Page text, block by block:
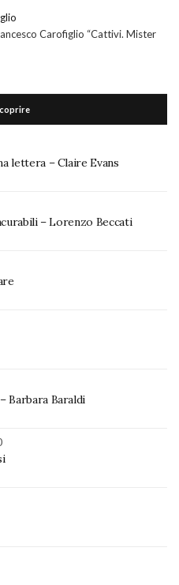
Carofiglio “Cattivi. Mister
lettera – Claire Evans
– Lorenzo Beccati
Barbara Baraldi